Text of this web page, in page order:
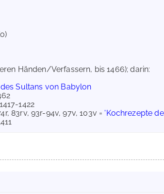
Händen/Verfassern, bis 1466); darin:
Sultans von Babylon
1422
83rv, 93r-94v, 97v, 103v = 'Kochrezepte